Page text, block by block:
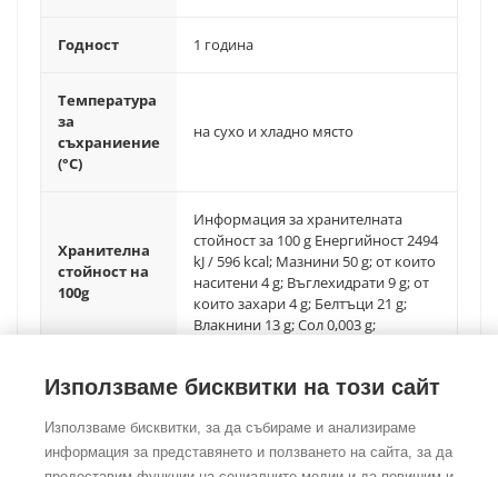
Годност 1 година
Температура
за
съхраниение
(°C)
на сухо и хладно място
Хранителна
стойност на
100g
Информация за хранителната
стойност за 100 g Енергийност 2494
kJ / 596 kcal; Мазнини 50 g; от които
наситени 4 g; Въглехидрати 9 g; от
които захари 4 g; Белтъци 21 g;
Влакнини 13 g; Сол 0,003 g;
Използваме бисквитки на този сайт
Използваме бисквитки, за да събираме и анализираме
информация за представянето и ползването на сайта, за да